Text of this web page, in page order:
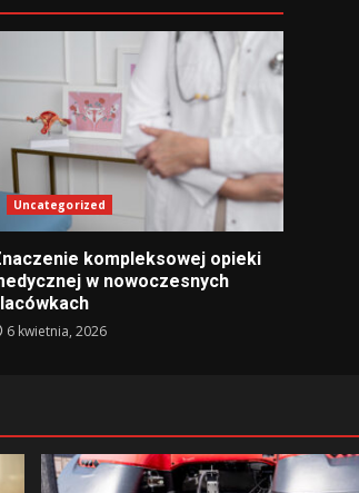
Uncategorized
kompleksowej opieki
w nowoczesnych
6 kwietnia, 2026